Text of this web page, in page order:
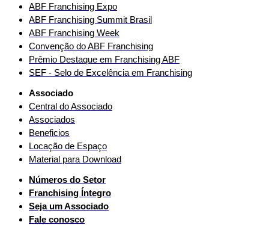
ABF Franchising Expo
ABF Franchising Summit Brasil
ABF Franchising Week
Convenção do ABF Franchising
Prêmio Destaque em Franchising ABF
SEF - Selo de Excelência em Franchising
Associado
Central do Associado
Associados
Beneficios
Locação de Espaço
Material para Download
Números do Setor
Franchising Íntegro
Seja um Associado
Fale conosco